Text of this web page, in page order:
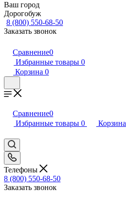
Ваш город
Дорогобуж
8 (800) 550-68-50
Заказать звонок
Сравнение0
Избранные товары 0
Корзина 0
Сравнение0
Избранные товары 0 Корзина
Телефоны
8 (800) 550-68-50
Заказать звонок